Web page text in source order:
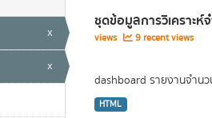
x
x
ชุดข้อมูลการวิเคราะ
views
9 recent views
dashboard รายงานจำน
HTML